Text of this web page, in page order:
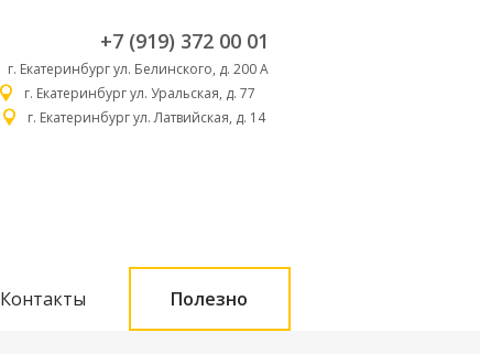
+7 (919) 372 00 01
г. Екатеринбург ул. Белинского, д. 200 А
г. Екатеринбург ул. Уральская, д. 77
г. Екатеринбург ул. Латвийская, д. 14
Контакты Полезно